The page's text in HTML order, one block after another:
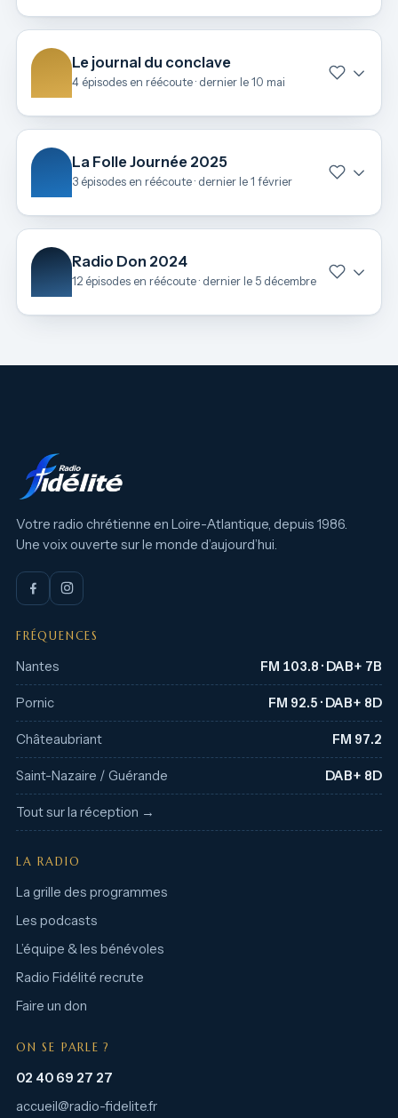
Le journal du conclave
4 épisodes en réécoute · dernier le 10 mai
La Folle Journée 2025
3 épisodes en réécoute · dernier le 1 février
Radio Don 2024
12 épisodes en réécoute · dernier le 5 décembre
Votre radio chrétienne en Loire-Atlantique, depuis 1986.
Une voix ouverte sur le monde d’aujourd’hui.
FRÉQUENCES
Nantes FM 103.8 · DAB+ 7B
Pornic FM 92.5 · DAB+ 8D
Châteaubriant FM 97.2
Saint-Nazaire / Guérande DAB+ 8D
Tout sur la réception →
LA RADIO
La grille des programmes
Les podcasts
L’équipe & les bénévoles
Radio Fidélité recrute
Faire un don
ON SE PARLE ?
02 40 69 27 27
accueil@radio-fidelite.fr